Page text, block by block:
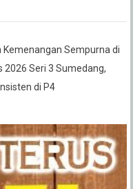
Kemenangan Sempurna di
2026 Seri 3 Sumedang,
di P4